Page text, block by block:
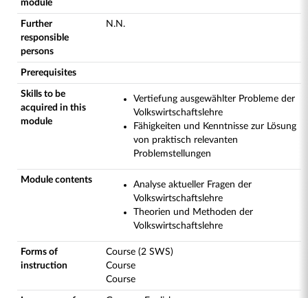
module
Further
responsible
persons
N.N.
Prerequisites
Skills to be
acquired in this
module
Vertiefung ausgewählter Probleme der
Volkswirtschaftslehre
Fähigkeiten und Kenntnisse zur Lösung
von praktisch relevanten
Problemstellungen
Module contents
Analyse aktueller Fragen der
Volkswirtschaftslehre
Theorien und Methoden der
Volkswirtschaftslehre
Forms of
instruction
Course (2 SWS)
Course
Course